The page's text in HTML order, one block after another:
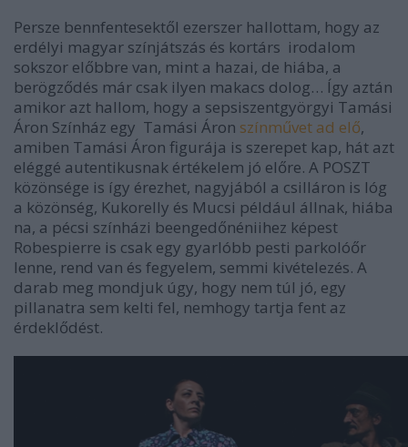
Persze bennfentesektől ezerszer hallottam, hogy az
erdélyi magyar színjátszás és kortárs irodalom
sokszor előbbre van, mint a hazai, de hiába, a
berögződés már csak ilyen makacs dolog… Így aztán
amikor azt hallom, hogy a sepsiszentgyörgyi Tamási
Áron Színház egy Tamási Áron színművet ad elő,
amiben Tamási Áron figurája is szerepet kap, hát azt
eléggé autentikusnak értékelem jó előre. A POSZT
közönsége is így érezhet, nagyjából a csilláron is lóg
a közönség, Kukorelly és Mucsi például állnak, hiába
na, a pécsi színházi beengedőnéniihez képest
Robespierre is csak egy gyarlóbb pesti parkolóőr
lenne, rend van és fegyelem, semmi kivételezés. A
darab meg mondjuk úgy, hogy nem túl jó, egy
pillanatra sem kelti fel, nemhogy tartja fent az
érdeklődést.